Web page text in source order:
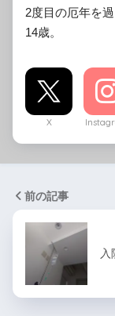
2度目の厄年を
14歳。
X
前の記事
入